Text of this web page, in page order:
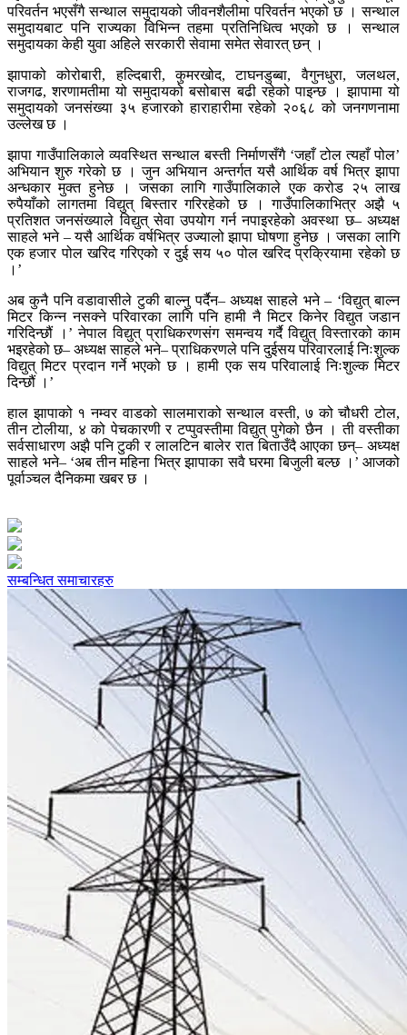
परिवर्तन भएसँगै सन्थाल समुदायको जीवनशैलीमा परिवर्तन भएको छ । सन्थाल
समुदायबाट पनि राज्यका विभिन्न तहमा प्रतिनिधित्व भएको छ । सन्थाल
समुदायका केही युवा अहिले सरकारी सेवामा समेत सेवारत् छन् ।
झापाको कोरोबारी, हल्दिबारी, कुमरखोद, टाघनडुब्बा, वैगुनधुरा, जलथल,
राजगढ, शरणामतीमा यो समुदायको बसोबास बढी रहेको पाइन्छ । झापामा यो
समुदायको जनसंख्या ३५ हजारको हाराहारीमा रहेको २०६८ को जनगणनामा
उल्लेख छ ।
झापा गाउँपालिकाले व्यवस्थित सन्थाल बस्ती निर्माणसँगै ‘जहाँ टोल त्यहाँ पोल’
अभियान शुरु गरेको छ । जुन अभियान अन्तर्गत यसै आर्थिक वर्ष भित्र झापा
अन्धकार मुक्त हुनेछ । जसका लागि गाउँपालिकाले एक करोड २५ लाख
रुपैयाँको लागतमा विद्युत् बिस्तार गरिरहेको छ । गाउँपालिकाभित्र अझै ५
प्रतिशत जनसंख्याले विद्युत् सेवा उपयोग गर्न नपाइरहेको अवस्था छ– अध्यक्ष
साहले भने – यसै आर्थिक वर्षभित्र उज्यालो झापा घोषणा हुनेछ । जसका लागि
एक हजार पोल खरिद गरिएको र दुई सय ५० पोल खरिद प्रक्रियामा रहेको छ
।’
अब कुनै पनि वडावासीले टुकी बाल्नु पर्दैन– अध्यक्ष साहले भने – ‘विद्युत् बाल्न
मिटर किन्न नसक्ने परिवारका लागि पनि हामी नै मिटर किनेर विद्युत जडान
गरिदिन्छौं ।’ नेपाल विद्युत् प्राधिकरणसंग समन्वय गर्दै विद्युत् विस्तारको काम
भइरहेको छ– अध्यक्ष साहले भने– प्राधिकरणले पनि दुईसय परिवारलाई निःशुल्क
विद्युत् मिटर प्रदान गर्ने भएको छ । हामी एक सय परिवालाई निःशुल्क मिटर
दिन्छौं ।’
हाल झापाको १ नम्वर वाडको सालमाराको सन्थाल वस्ती, ७ को चौधरी टोल,
तीन टोलीया, ४ को पेचकारणी र टप्पुवस्तीमा विद्युत् पुगेको छैन । ती वस्तीका
सर्वसाधारण अझै पनि टुकी र लालटिन बालेर रात बिताउँदै आएका छन्– अध्यक्ष
साहले भने– ‘अब तीन महिना भित्र झापाका सवै घरमा बिजुली बल्छ ।’ आजको
पूर्वाञ्चल दैनिकमा खबर छ ।
सम्बन्धित समाचारहरु